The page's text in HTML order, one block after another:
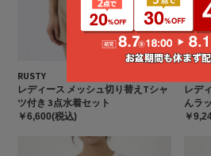
RUSTY
レディース メッシュ切り替えTシャ
ツ付き 3点水着セット
￥6,600(税込)
レデ
んラ
￥